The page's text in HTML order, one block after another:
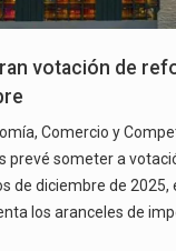
votación de
Comercio y
prevé someter a
de diciembre de 2025,
los aranceles de